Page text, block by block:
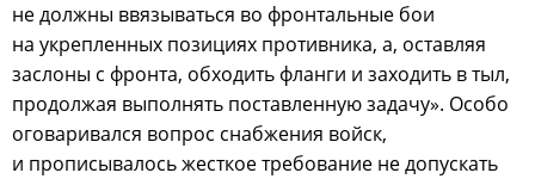
не должны ввязываться во фронтальные бои
на укрепленных позициях противника, а, оставляя
заслоны с фронта, обходить фланги и заходить в тыл,
продолжая выполнять поставленную задачу». Особо
оговаривался вопрос снабжения войск,
и прописывалось жесткое требование не допускать